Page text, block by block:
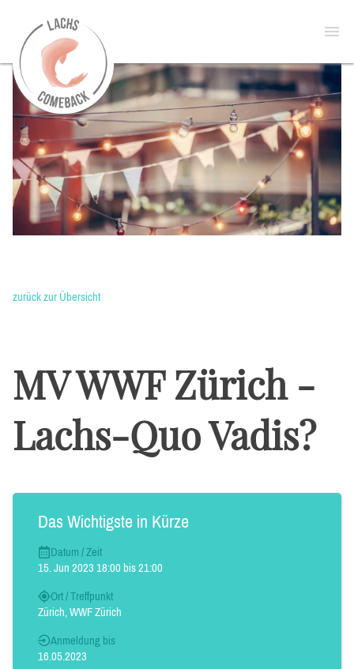
Startseite
Open
menu
zurück zur Übersicht
MV WWF Zürich -
Lachs-Quo Vadis?
Das Wichtigste in Kürze
Datum / Zeit
15. Jun 2023 18:00 bis 21:00
Ort / Treffpunkt
Zürich, WWF Zürich
Anmeldung bis
16.05.2023